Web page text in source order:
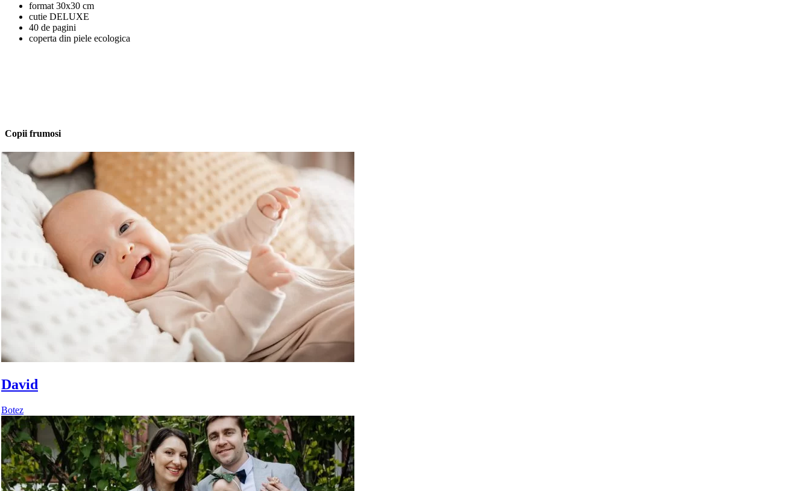
format 30x30 cm
cutie DELUXE
40 de pagini
coperta din piele ecologica
Maria
Ne-am bucurat să-l avem pe Eduard ca fotograf la nuntă. Ne-am simțit super bine la sedința foto. Nu ne-a pus el să stăm în poziții dubioase, ci din contra ne-a încurajat să fim naturali, iar acest lucru
s-a văzut în poze. Pentru mine a contat foarte mult că nici nu i-am simțit prezența la cununia civilă și religioasă. El a fost mereu cel atent să surprindă toate momentele importante. Pozele sunt de vis!
Recomand 100% și chiar sper să se alinieze astrele și să mai putem colabora și la alte evenimente.
Laura
ai surprins atat la sedinta de logodna cat si in ziua nuntii!
Copii frumosi
David